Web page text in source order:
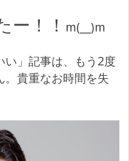
ー！！ m(__)m
」記事は、もう2度
。貴重なお時間を失